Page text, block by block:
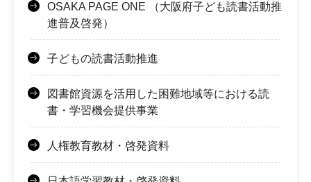
OSAKA PAGE ONE （大阪府子ども読書活動推
進普及啓発）
子どもの読書活動推進
図書館資源を活用した困難地域等における読
書・学習機会提供事業
人権教育教材・啓発資料